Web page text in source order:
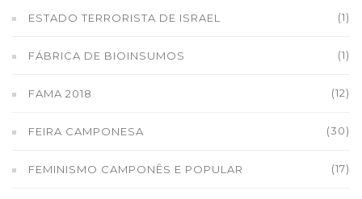
ESTADO TERRORISTA DE ISRAEL (1)
FÁBRICA DE BIOINSUMOS (1)
FAMA 2018 (12)
FEIRA CAMPONESA (30)
FEMINISMO CAMPONÊS E POPULAR (17)